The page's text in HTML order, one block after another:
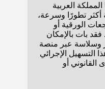
العربية
أكثر تطورًا وسرعة،
الورقية أو
فقد بات بالإمكان
وسلاسة عبر منصة
التسهيل الإجرائي
القانوني أو